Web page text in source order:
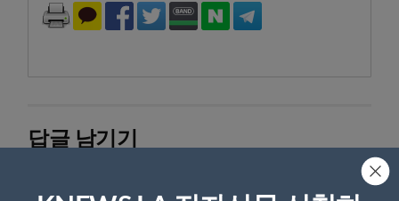
답글 남기기
로 표시됩니
다